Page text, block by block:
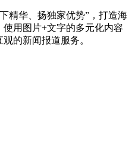
精华、扬独家优势”，打造海
用图片+文字的多元化内容
的新闻报道服务。